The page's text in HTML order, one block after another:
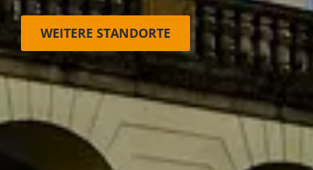
WEITERE STANDORTE